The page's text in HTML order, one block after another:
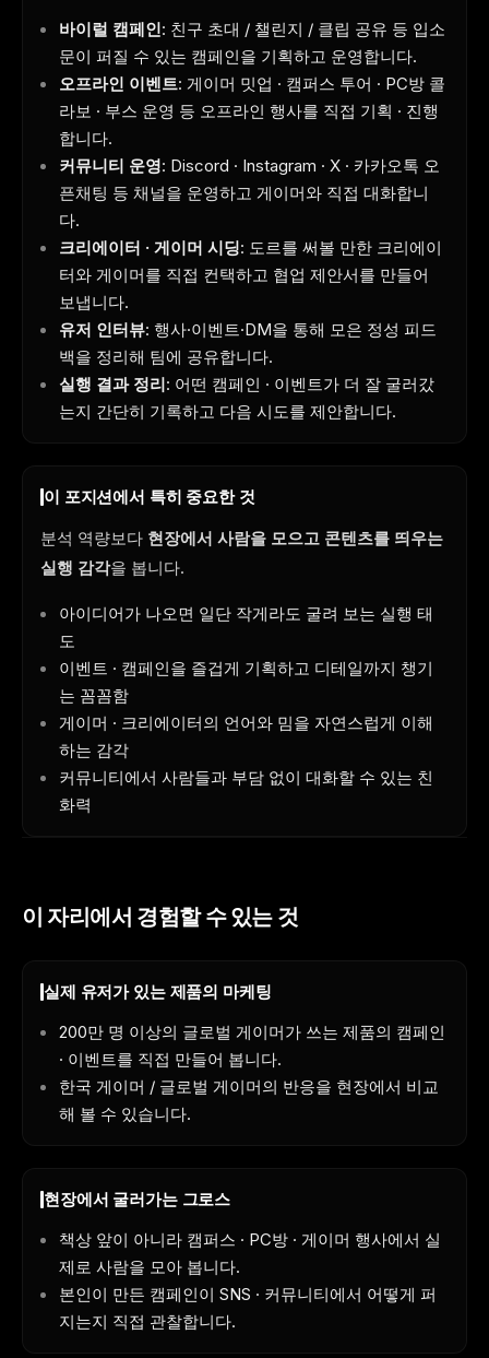
바이럴 캠페인: 친구 초대 / 챌린지 / 클립 공유 등 입소
문이 퍼질 수 있는 캠페인을 기획하고 운영합니다.
오프라인 이벤트: 게이머 밋업 · 캠퍼스 투어 · PC방 콜
라보 · 부스 운영 등 오프라인 행사를 직접 기획 · 진행
합니다.
커뮤니티 운영: Discord · Instagram · X · 카카오톡 오
픈채팅 등 채널을 운영하고 게이머와 직접 대화합니
다.
크리에이터 · 게이머 시딩: 도르를 써볼 만한 크리에이
터와 게이머를 직접 컨택하고 협업 제안서를 만들어
보냅니다.
유저 인터뷰: 행사·이벤트·DM을 통해 모은 정성 피드
백을 정리해 팀에 공유합니다.
실행 결과 정리: 어떤 캠페인 · 이벤트가 더 잘 굴러갔
는지 간단히 기록하고 다음 시도를 제안합니다.
이 포지션에서 특히 중요한 것
분석 역량보다 현장에서 사람을 모으고 콘텐츠를 띄우는
실행 감각을 봅니다.
아이디어가 나오면 일단 작게라도 굴려 보는 실행 태
도
이벤트 · 캠페인을 즐겁게 기획하고 디테일까지 챙기
는 꼼꼼함
게이머 · 크리에이터의 언어와 밈을 자연스럽게 이해
하는 감각
커뮤니티에서 사람들과 부담 없이 대화할 수 있는 친
화력
이 자리에서 경험할 수 있는 것
실제 유저가 있는 제품의 마케팅
200만 명 이상의 글로벌 게이머가 쓰는 제품의 캠페인
· 이벤트를 직접 만들어 봅니다.
한국 게이머 / 글로벌 게이머의 반응을 현장에서 비교
해 볼 수 있습니다.
현장에서 굴러가는 그로스
책상 앞이 아니라 캠퍼스 · PC방 · 게이머 행사에서 실
제로 사람을 모아 봅니다.
본인이 만든 캠페인이 SNS · 커뮤니티에서 어떻게 퍼
지는지 직접 관찰합니다.